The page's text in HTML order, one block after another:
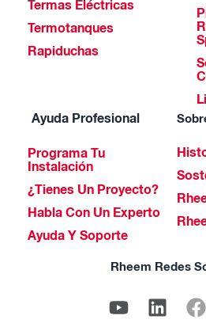
Termas Eléctricas
Termotanques
Rapiduchas
Ayuda Profesional
Programa Tu
Instalación
¿Tienes Un Proyecto?
Habla Con Un Experto
Ayuda Y Soporte
Rheem Redes